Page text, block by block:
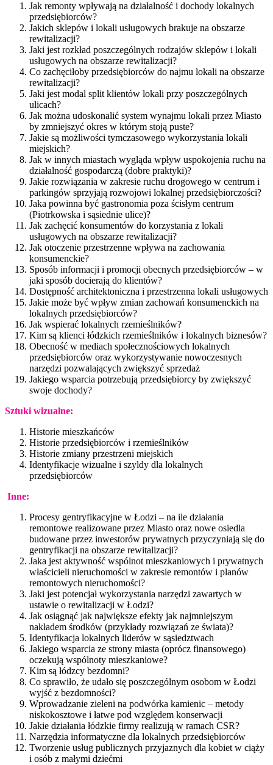
Jak remonty wpływają na działalność i dochody lokalnych
przedsiębiorców?
Jakich sklepów i lokali usługowych brakuje na obszarze
rewitalizacji?
Jaki jest rozkład poszczególnych rodzajów sklepów i lokali
usługowych na obszarze rewitalizacji?
Co zachęciłoby przedsiębiorców do najmu lokali na obszarze
rewitalizacji?
Jaki jest modal split klientów lokali przy poszczególnych
ulicach?
Jak można udoskonalić system wynajmu lokali przez Miasto
by zmniejszyć okres w którym stoją puste?
Jakie są możliwości tymczasowego wykorzystania lokali
miejskich?
Jak w innych miastach wygląda wpływ uspokojenia ruchu na
działalność gospodarczą (dobre praktyki)?
Jakie rozwiązania w zakresie ruchu drogowego w centrum i
parkingów sprzyjają rozwojowi lokalnej przedsiębiorczości?
Jaka powinna być gastronomia poza ścisłym centrum
(Piotrkowska i sąsiednie ulice)?
Jak zachęcić konsumentów do korzystania z lokali
usługowych na obszarze rewitalizacji?
Jak otoczenie przestrzenne wpływa na zachowania
konsumenckie?
Sposób informacji i promocji obecnych przedsiębiorców – w
jaki sposób docierają do klientów?
Dostępność architektoniczna i przestrzenna lokali usługowych
Jakie może być wpływ zmian zachowań konsumenckich na
lokalnych przedsiębiorców?
Jak wspierać lokalnych rzemieślników?
Kim są klienci łódzkich rzemieślników i lokalnych biznesów?
Obecność w mediach społecznościowych lokalnych
przedsiębiorców oraz wykorzystywanie nowoczesnych
narzędzi pozwalających zwiększyć sprzedaż
Jakiego wsparcia potrzebują przedsiębiorcy by zwiększyć
swoje dochody?
Sztuki wizualne:
Historie mieszkańców
Historie przedsiębiorców i rzemieślników
Historie zmiany przestrzeni miejskich
Identyfikacje wizualne i szyldy dla lokalnych
przedsiębiorców
Inne:
Procesy gentryfikacyjne w Łodzi – na ile działania
remontowe realizowane przez Miasto oraz nowe osiedla
budowane przez inwestorów prywatnych przyczyniają się do
gentryfikacji na obszarze rewitalizacji?
Jaka jest aktywność wspólnot mieszkaniowych i prywatnych
właścicieli nieruchomości w zakresie remontów i planów
remontowych nieruchomości?
Jaki jest potencjał wykorzystania narzędzi zawartych w
ustawie o rewitalizacji w Łodzi?
Jak osiągnąć jak największe efekty jak najmniejszym
nakładem środków (przykłady rozwiązań ze świata)?
Identyfikacja lokalnych liderów w sąsiedztwach
Jakiego wsparcia ze strony miasta (oprócz finansowego)
oczekują wspólnoty mieszkaniowe?
Kim są łódzcy bezdomni?
Co sprawiło, że udało się poszczególnym osobom w Łodzi
wyjść z bezdomności?
Wprowadzanie zieleni na podwórka kamienic – metody
niskokosztowe i łatwe pod względem konserwacji
Jakie działania łódzkie firmy realizują w ramach CSR?
Narzędzia informatyczne dla lokalnych przedsiębiorców
Tworzenie usług publicznych przyjaznych dla kobiet w ciąży
i osób z małymi dziećmi